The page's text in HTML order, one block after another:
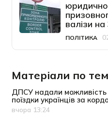
валізи на
ПОЛІТИКА
Дата
Матеріали по
ДПСУ надали можливість
поїздки українців за
Дата публікації
вчора 13:24